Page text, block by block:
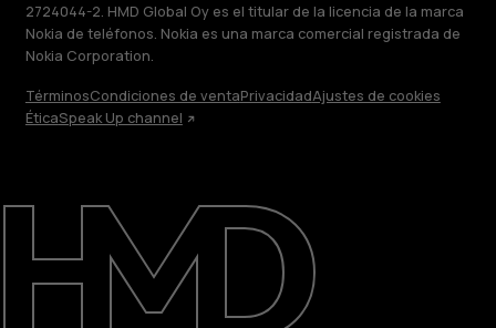
Reparar, reutilizar, reciclar
Sostenibilidad
Asistencia
2724044-2. HMD Global Oy es el titular de la licencia de la marca
Nokia de teléfonos. Nokia es una marca comercial registrada de
Nokia Corporation.
TérminosCondiciones de ventaPrivacidadAjustes de cookies
ÉticaSpeak Up channel